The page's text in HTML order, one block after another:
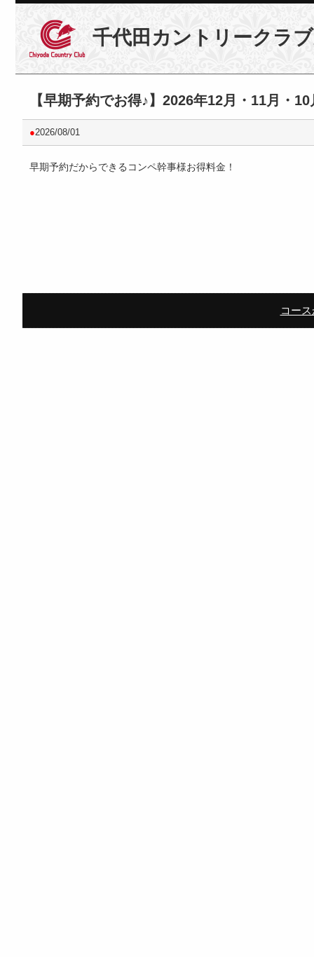
千代田カントリークラブ
【早期予約でお得♪】2026年12月・11月・
●2026/08/01
早期予約だからできるコンペ幹事様お得料金！
コー